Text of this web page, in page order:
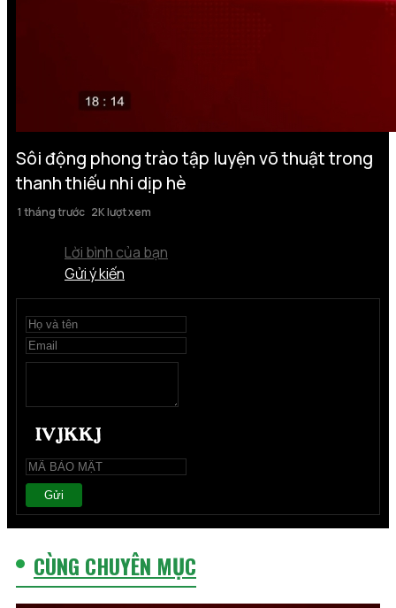
Sôi động phong trào tập luyện võ thuật trong
thanh thiếu nhi dịp hè
1 tháng trước 2K lượt xem
Lời bình của bạn
Gửi ý kiến
Gửi
CÙNG CHUYÊN MỤC